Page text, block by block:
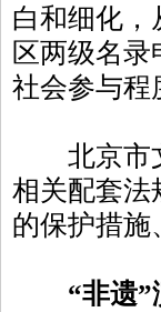
白和细化，
区两级名
社会参与程
北京市文
相关配套法
的保护措施
“非遗